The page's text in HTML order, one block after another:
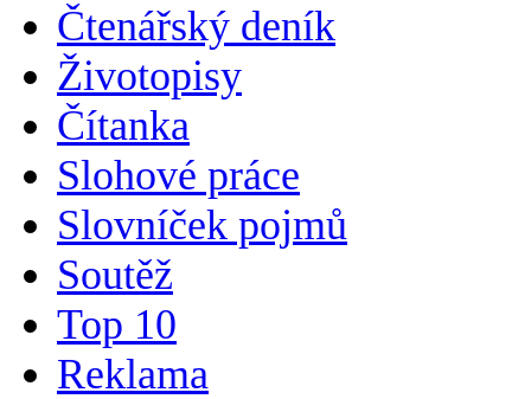
Čtenářský deník
Životopisy
Čítanka
Slohové práce
Slovníček pojmů
Soutěž
Top 10
Reklama